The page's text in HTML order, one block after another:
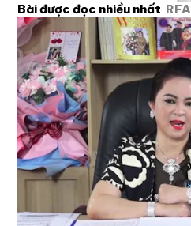
Bài được đọc nhiều nhất RFA